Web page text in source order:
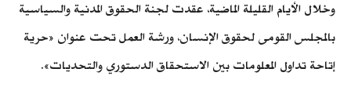
وخلال الأيام القليلة الماضية، عقدت لجنة الحقوق المدنية والسياسية
بالمجلس القومى لحقوق الإنسان، ورشة العمل تحت عنوان «حرية
إتاحة تداول المعلومات بين الاستحقاق الدستوري والتحديات».